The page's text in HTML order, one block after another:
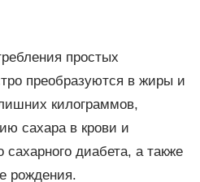
простых
преобразуются в жиры и
килограммов,
сахара в крови и
сахарного диабета, а также
рождения.